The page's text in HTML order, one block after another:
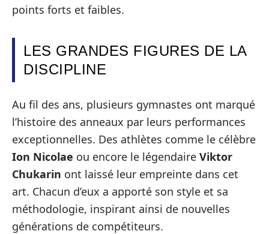
points forts et faibles.
LES GRANDES FIGURES DE LA
DISCIPLINE
Au fil des ans, plusieurs gymnastes ont marqué
l’histoire des anneaux par leurs performances
exceptionnelles. Des athlètes comme le célèbre
Ion Nicolae ou encore le légendaire Viktor
Chukarin ont laissé leur empreinte dans cet
art. Chacun d’eux a apporté son style et sa
méthodologie, inspirant ainsi de nouvelles
générations de compétiteurs.